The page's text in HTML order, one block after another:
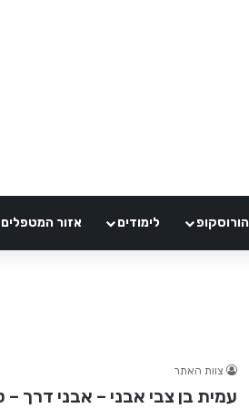
הורוסקופ לימודים אזור המטפלים
צוות האתר
עמית בן צבי אבני – אבני דרך –